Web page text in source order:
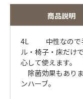
商品説明
4L 中性なので手
ル・椅子・床だけ
心して使えます
除菌効果もあり
ンハーブ。